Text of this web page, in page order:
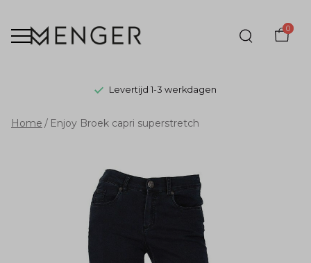
0
Levertijd 1-3 werkdagen
Enjoy
superstretch
Home Enjoy Broek capri superstretch